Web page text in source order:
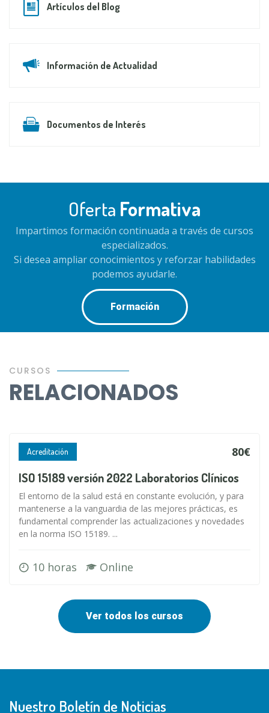
Artículos del Blog
Información de Actualidad
Documentos de Interés
Oferta Formativa
Impartimos formación continuada a través de cursos
especializados.
Si desea ampliar conocimientos y reforzar habilidades
podemos ayudarle.
Formación
CURSOS
RELACIONADOS
Acreditación 80€
ISO 15189 versión 2022 Laboratorios Clínicos
El entorno de la salud está en constante evolución, y para
mantenerse a la vanguardia de las mejores prácticas, es
fundamental comprender las actualizaciones y novedades
en la norma ISO 15189. ...
10 horas Online
Ver todos los cursos
Nuestro Boletín de Noticias